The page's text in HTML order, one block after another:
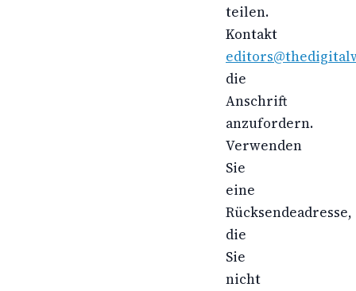
teilen.
Kontakt
die
Anschrift
anzufordern.
Verwenden
Sie
eine
Rücksendeadresse,
die
Sie
nicht